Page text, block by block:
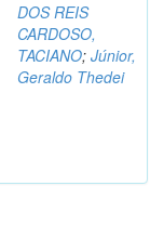
DOS REIS
CARDOSO,
TACIANO; Júnior,
Geraldo Thedei